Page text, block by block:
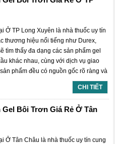
Ở TP Long Xuyên là nhà thuốc uy tín
thương hiệu nổi tiếng như Durex,
tìm thấy đa dạng các sản phẩm gel
khác nhau, cùng với dịch vụ giao
phẩm đều có nguồn gốc rõ ràng và
CHI TIẾT
Gel Bôi Trơn Giá Rẻ Ở Tân
Ở Tân Châu là nhà thuốc uy tín cung